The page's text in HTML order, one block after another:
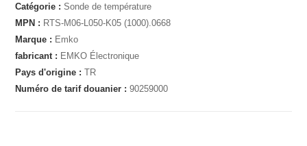
Catégorie :Sonde de température
MPN : RTS-M06-L050-K05 (1000).0668
Marque : Emko
fabricant : EMKO Électronique
Pays d'origine :TR
Numéro de tarif douanier :90259000